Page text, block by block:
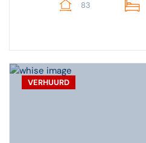
83
VERHUURD